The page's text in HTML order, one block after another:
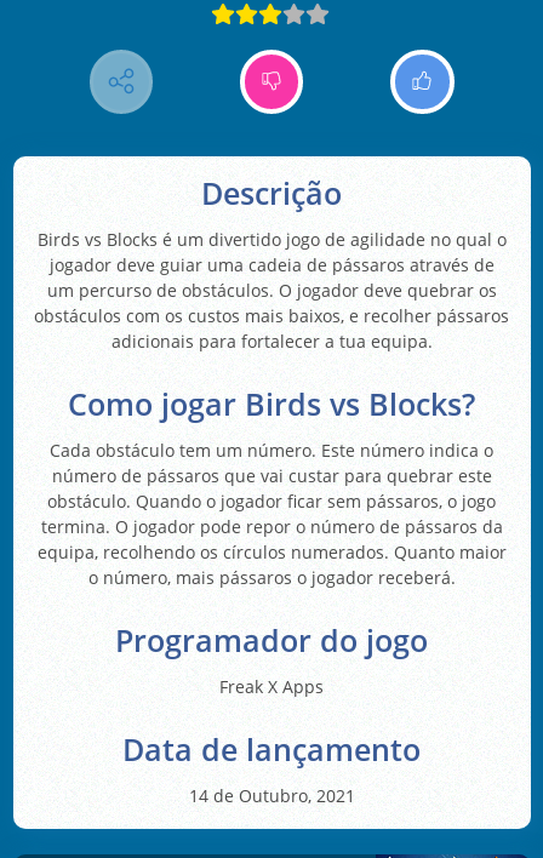
Descrição
Birds vs Blocks é um divertido jogo de agilidade no qual o
jogador deve guiar uma cadeia de pássaros através de
um percurso de obstáculos. O jogador deve quebrar os
obstáculos com os custos mais baixos, e recolher pássaros
adicionais para fortalecer a tua equipa.
Como jogar Birds vs Blocks?
Cada obstáculo tem um número. Este número indica o
número de pássaros que vai custar para quebrar este
obstáculo. Quando o jogador ficar sem pássaros, o jogo
termina. O jogador pode repor o número de pássaros da
equipa, recolhendo os círculos numerados. Quanto maior
o número, mais pássaros o jogador receberá.
Programador do jogo
Freak X Apps
Data de lançamento
14 de Outubro, 2021